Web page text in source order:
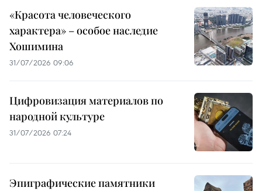
«Красота человеческого
характера» – особое наследие
Хошимина
31/07/2026 09:06
Цифровизация материалов по
народной культуре
31/07/2026 07:24
Эпиграфические памятники